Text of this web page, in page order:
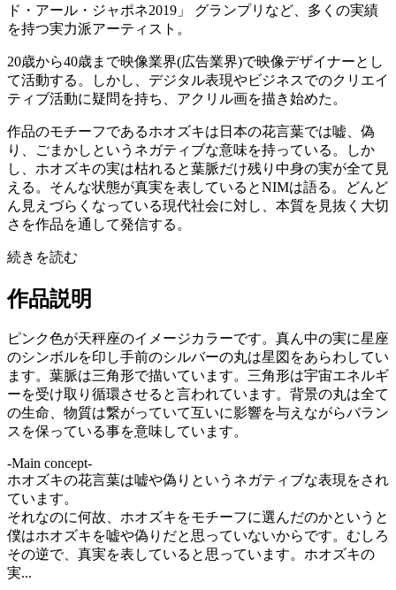
ド・アール・ジャポネ2019」 グランプリなど、多くの実績
を持つ実力派アーティスト。
20歳から40歳まで映像業界(広告業界)で映像デザイナーとし
て活動する。しかし、デジタル表現やビジネスでのクリエイ
ティブ活動に疑問を持ち、アクリル画を描き始めた。
作品のモチーフであるホオズキは⽇本の花⾔葉では嘘、偽
り、ごまかしというネガティブな意味を持っている。しか
し、ホオズキの実は枯れると葉脈だけ残り中⾝の実が全て⾒
える。そんな状態が真実を表しているとNIMは語る。どんど
ん見えづらくなっている現代社会に対し、本質を⾒抜く⼤切
さを作品を通して発信する。
続きを読む
作品説明
ピンク色が天秤座のイメージカラーです。真ん中の実に星座
のシンボルを印し手前のシルバーの丸は星図をあらわしてい
ます。葉脈は三角形で描いています。三角形は宇宙エネルギ
ーを受け取り循環させると言われています。背景の丸は全て
の生命、物質は繋がっていて互いに影響を与えながらバラン
スを保っている事を意味しています。
-Main concept-
ホオズキの花言葉は嘘や偽りというネガティブな表現をされ
ています。
それなのに何故、ホオズキをモチーフに選んだのかというと
僕はホオズキを嘘や偽りだと思っていないからです。むしろ
その逆で、真実を表していると思っています。ホオズキの
実...